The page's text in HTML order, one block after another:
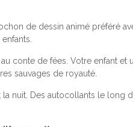
de dessin animé préféré
conte de fées. Votre enfant et
sauvages de royauté.
nuit. Des autocollants le long